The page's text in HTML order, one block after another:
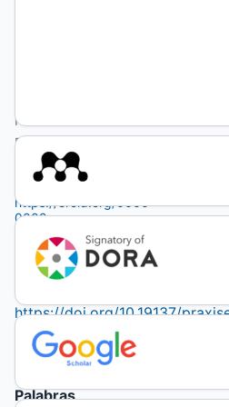
Nacional de
Río Negro
https://orcid.org/0000-
0002-
3800
https://doi.org/10.19137/
2024-
280316
Palabras